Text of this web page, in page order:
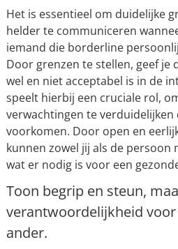
Het is essentieel om duidelijke
helder te communiceren
iemand die borderline
Door grenzen te stellen, geef je
wel en niet acceptabel is in de
speelt hierbij een cruciale rol,
verwachtingen te
voorkomen. Door open en
kunnen zowel jij als de persoon
wat er nodig is voor een
Toon begrip en steun,
verantwoordelijkheid
ander.